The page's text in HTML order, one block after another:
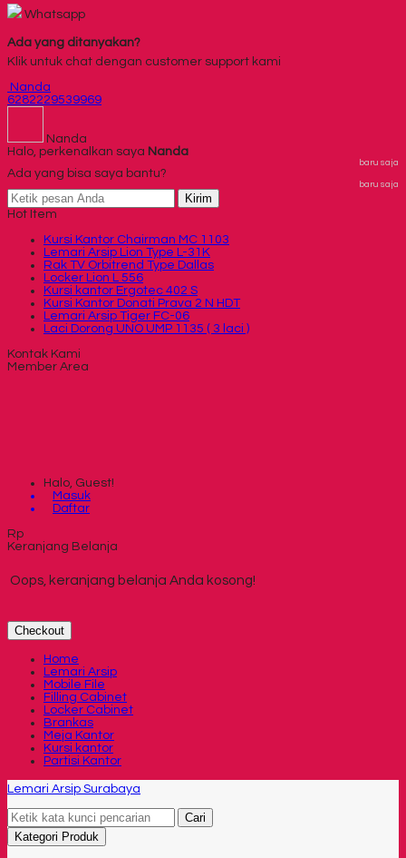
Whatsapp
Ada yang ditanyakan?
Klik untuk chat dengan customer support kami
Nanda
6282229539969
Nanda
Halo, perkenalkan saya Nanda
baru saja
Ada yang bisa saya bantu?
baru saja
Kirim
Hot Item
Kursi Kantor Chairman MC 1103
Lemari Arsip Lion Type L-31K
Rak TV Orbitrend Type Dallas
Locker Lion L 556
Kursi kantor Ergotec 402 S
Kursi Kantor Donati Prava 2 N HDT
Lemari Arsip Tiger FC-06
Laci Dorong UNO UMP 1135 ( 3 laci )
Kontak Kami
Member Area
Halo, Guest!
Masuk
Daftar
Rp
Keranjang Belanja
Oops, keranjang belanja Anda kosong!
Checkout
Home
Lemari Arsip
Mobile File
Filling Cabinet
Locker Cabinet
Brankas
Meja Kantor
Kursi kantor
Partisi Kantor
Lemari Arsip Surabaya
Cari
Kategori Produk